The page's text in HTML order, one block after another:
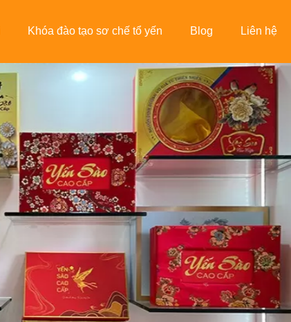
Khóa đào tạo sơ chế tổ yến Blog Liên hệ